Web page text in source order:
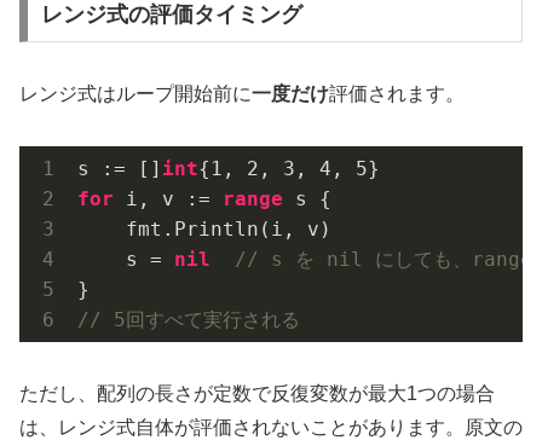
レンジ式の評価タイミング
レンジ式はループ開始前に一度だけ評価されます。
s := [] int{ 1 , 2 , 3 , 4 , 5
for i, v := range s {
    fmt.Println(i, v)
    s =
nil
// s を nil にしても、range は
// 5回すべて実行される
ただし、配列の長さが定数で反復変数が最大1つの場合
は、レンジ式自体が評価されないことがあります。原文の